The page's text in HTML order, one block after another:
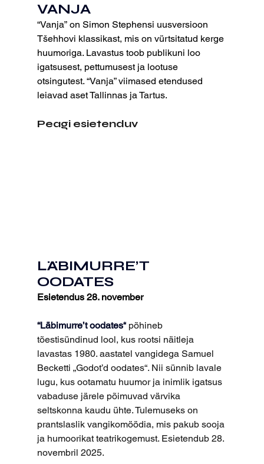
VANJA
“Vanja” on Simon Stephensi uusversioon
Tšehhovi klassikast, mis on vürtsitatud kerge
huumoriga. Lavastus toob publikuni loo
igatsusest, pettumusest ja lootuse
otsingutest. “Vanja” viimased etendused
leiavad aset Tallinnas ja Tartus.
Peagi esietenduv
LÄBIMURRE’T
OODATES
Esietendus 28. november
“Läbimurre’t oodates“ põhineb
tõestisündinud lool, kus rootsi näitleja
lavastas 1980. aastatel vangidega Samuel
Becketti „Godot’d oodates“. Nii sünnib lavale
lugu, kus ootamatu huumor ja inimlik igatsus
vabaduse järele põimuvad värvika
seltskonna kaudu ühte. Tulemuseks on
prantslaslik vangikomöödia, mis pakub sooja
ja humoorikat teatrikogemust. Esietendub 28.
novembril 2025.